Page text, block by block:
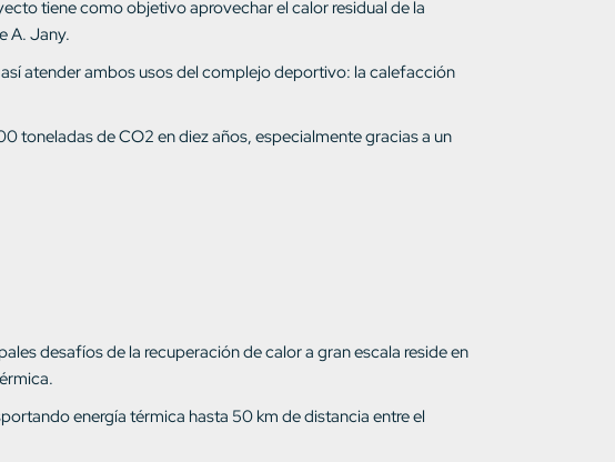
tiene como objetivo aprovechar el calor residual de la
A. Jany.
atender ambos usos del complejo deportivo: la calefacción
toneladas de CO2 en diez años, especialmente gracias a un
desafíos de la recuperación de calor a gran escala reside en
energía térmica hasta 50 km de distancia entre el